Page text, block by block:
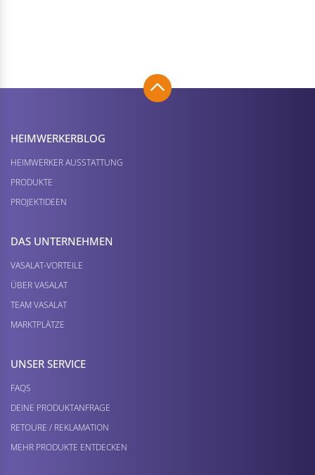
HEIMWERKER­BLOG
HEIMWERKER AUSSTATTUNG
PRODUKTE
PROJEKTIDEEN
DAS UNTERNEHMEN
VASALAT-VORTEILE
ÜBER VASALAT
TEAM VASALAT
MARKTPLÄTZE
UNSER SERVICE
FAQS
DEINE PRODUKTANFRAGE
RETOURE / REKLAMATION
MEHR PRODUKTE ENTDECKEN